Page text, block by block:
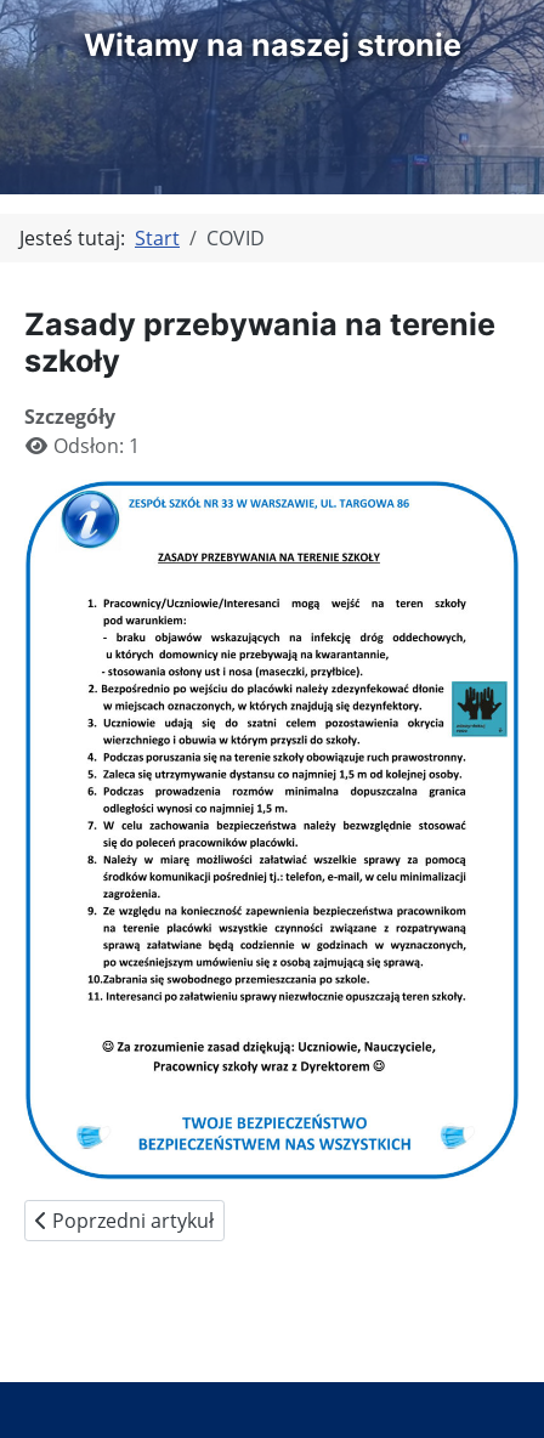
Witamy na naszej stronie
Jesteś tutaj: Start COVID
Zasady przebywania na terenie
szkoły
Szczegóły
Odsłon: 1
Poprzedni artykuł: Wskazówki dla ucznia i rodzica
Poprzedni artykuł